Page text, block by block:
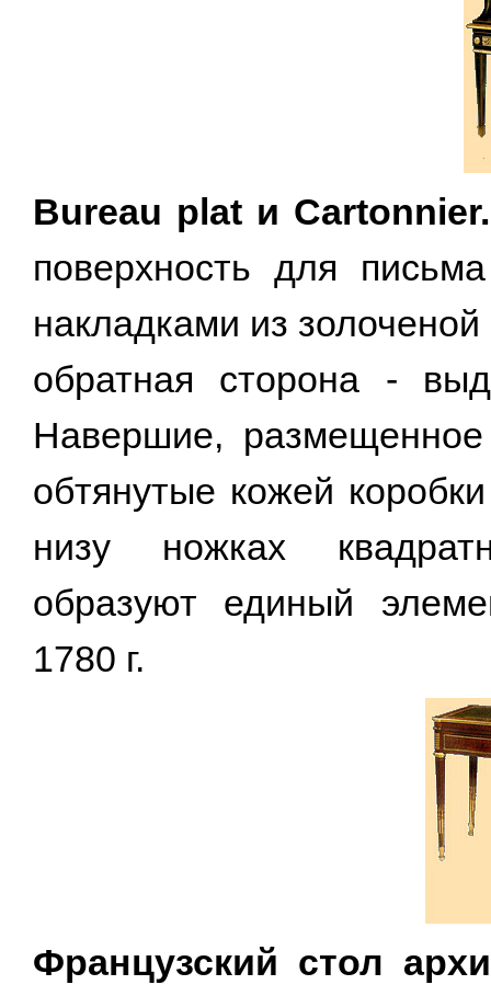
Bureau plat и Cartonnier.
поверхность для
накладками из
обратная сторона -
Навершие,
обтянутые кожей
низу ножках
образуют единый
1780 г.
Французский стол